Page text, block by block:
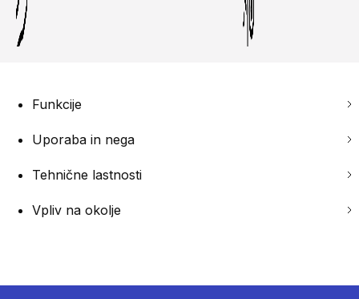
Funkcije
Uporaba in nega
Tehnične lastnosti
Vpliv na okolje